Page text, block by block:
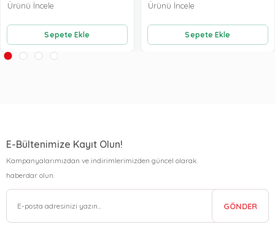
Sepete Ekle
Ürünü İncele
Sepete Ekle
Ürünü İncele
E-Bültenimize Kayıt Olun!
Kampanyalarımızdan ve indirimlerimizden güncel olarak
haberdar olun.
GÖNDER